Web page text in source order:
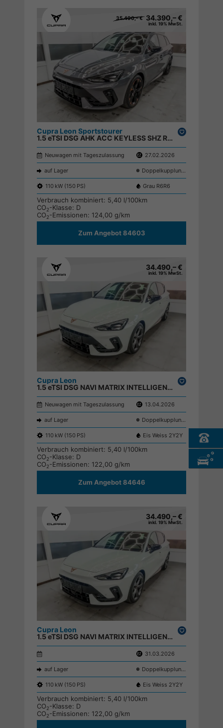
35.490,– € 34.390,– €
inkl. 19% MwSt.
Cupra Leon Sportstourer
1.5 eTSI DSG AHK ACC KEYLESS SHZ RFK ;
Neuwagen mit Tageszulassung 27.02.2026
auf Lager Doppelkupplungsgetriebe (DSG)
110 kW (150 PS) Grau R6R6
Verbrauch kombiniert: 5,40 l/100km
CO2-Klasse: D
CO2-Emissionen: 124,00 g/km
Zum Angebot 84603
34.490,– €
inkl. 19% MwSt.
Cupra Leon
1.5 eTSI DSG NAVI MATRIX INTELLIGENT DRIVE KEYLESS SHZ RFK ;
Neuwagen mit Tageszulassung 13.04.2026
auf Lager Doppelkupplungsgetriebe (DSG)
110 kW (150 PS) Eis Weiss 2Y2Y
Verbrauch kombiniert: 5,40 l/100km
CO2-Klasse: D
CO2-Emissionen: 122,00 g/km
Zum Angebot 84646
34.490,– €
inkl. 19% MwSt.
Cupra Leon
1.5 eTSI DSG NAVI MATRIX INTELLIGENT DRIVE KEYLESS SHZ RFK ;
31.03.2026
auf Lager Doppelkupplungsgetriebe (DSG)
110 kW (150 PS) Eis Weiss 2Y2Y
Verbrauch kombiniert: 5,40 l/100km
CO2-Klasse: D
CO2-Emissionen: 122,00 g/km